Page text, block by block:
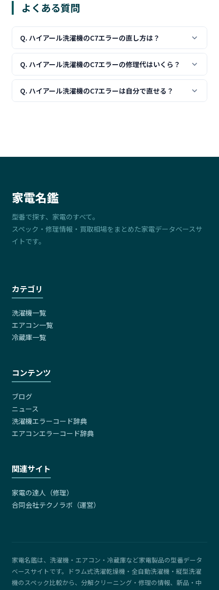
よくある質問
Q. ハイアール洗濯機のC7エラーの直し方は？
C7は槽が高温を示すエラーです。しばらく待ってから運転
してください。それでも改善しない場合は内部部品の故障
が考えられるため、修理を検討してください。
Q. ハイアール洗濯機のC7エラーの修理代はいくら？
C7エラーの修理費用は、ご自身の対処で解消する場合は
費用はかかりません。改善しない場合の修理費用の目安は
Q. ハイアール洗濯機のC7エラーは自分で直せる？
家電名鑑
型番で探す、家電のすべて。
スペック・修理情報・買取相場をまとめた家電データベースサ
イトです。
カテゴリ
洗濯機一覧
エアコン一覧
冷蔵庫一覧
コンテンツ
ブログ
ニュース
洗濯機エラーコード辞典
エアコンエラーコード辞典
関連サイト
家電の達人（修理）
合同会社テクノラボ（運営）
家電名鑑は、洗濯機・エアコン・冷蔵庫など家電製品の型番データ
ベースサイトです。ドラム式洗濯乾燥機・全自動洗濯機・縦型洗濯
機のスペック比較から、分解クリーニング・修理の情報、新品・中